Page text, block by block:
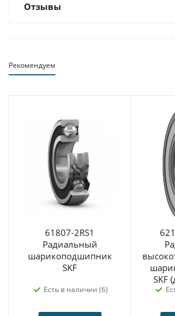
Отзывы
Рекомендуем
61807-2RS1
Радиальный
шарикоподшипник
SKF
Есть в наличии (6)
SKF